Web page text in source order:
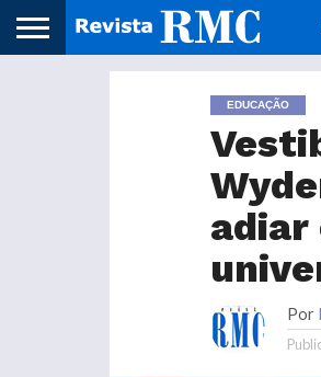
EDUCAÇÃO
adiar
Por